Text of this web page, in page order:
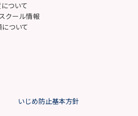
ついて
クール情報
ついて
いじめ防止基本方針